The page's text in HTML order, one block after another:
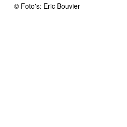
© Foto's: Eric Bouvier